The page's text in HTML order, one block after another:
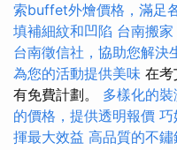
索buffet外燴價格，滿足
填補細紋和凹陷 台南搬
台南徵信社，協助您解決
為您的活動提供美味 在考
有免費計劃。 多樣化的
的價格，提供透明報價 巧
揮最大效益 高品質的不